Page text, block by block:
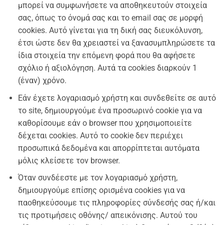
μπορεί να συμφωνήσετε να αποθηκευτούν στοιχεία
σας, όπως το όνομά σας και το email σας σε μορφή
cookies. Αυτό γίνεται για τη δική σας διευκόλυνση,
έτσι ώστε δεν θα χρειαστεί να ξανασυμπληρώσετε τα
ίδια στοιχεία την επόμενη φορά που θα αφήσετε
σχόλιο ή αξιολόγηση. Αυτά τα cookies διαρκούν 1
(έναν) χρόνο.
Εάν έχετε λογαριασμό χρήστη και συνδεθείτε σε αυτό
το site, δημιουργούμε ένα προσωρινό cookie για να
καθορίσουμε εάν ο browser που χρησιμοποιείτε
δέχεται cookies. Αυτό το cookie δεν περιέχει
προσωπικά δεδομένα και απορρίπτεται αυτόματα
μόλις κλείσετε τον browser.
Όταν συνδέεστε με τον λογαριασμό χρήστη,
δημιουργούμε επίσης ορισμένα cookies για να
παοθηκεύσουμε τις πληροφορίες σύνδεσής σας ή/και
τις προτιμήσεις οθόνης/ απεικόνισης. Αυτού του